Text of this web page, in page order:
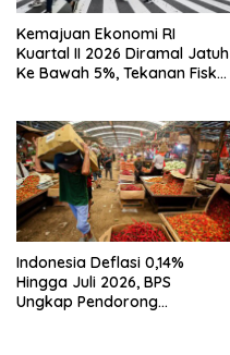
Kemajuan Ekonomi RI
Kuartal II 2026 Diramal Jatuh
Ke Bawah 5%, Tekanan Fiskal
Indonesia Deflasi 0,14%
Hingga Juli 2026, BPS
Ungkap Pendorong